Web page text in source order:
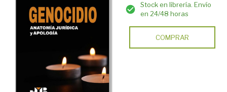
Stock en librería. Envío
en 24/48 horas
COMPRAR